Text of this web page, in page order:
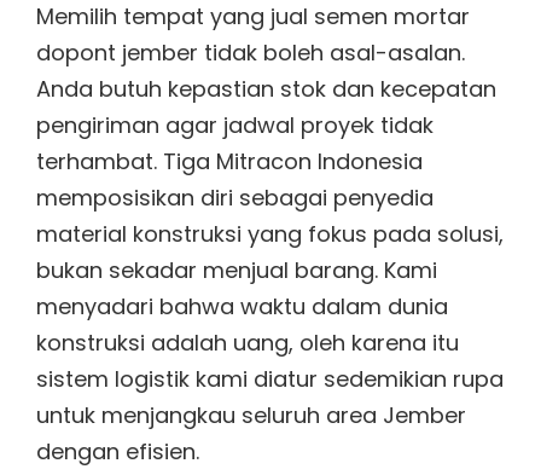
Memilih tempat yang jual semen mortar
dopont jember tidak boleh asal-asalan.
Anda butuh kepastian stok dan kecepatan
pengiriman agar jadwal proyek tidak
terhambat. Tiga Mitracon Indonesia
memposisikan diri sebagai penyedia
material konstruksi yang fokus pada solusi,
bukan sekadar menjual barang. Kami
menyadari bahwa waktu dalam dunia
konstruksi adalah uang, oleh karena itu
sistem logistik kami diatur sedemikian rupa
untuk menjangkau seluruh area Jember
dengan efisien.